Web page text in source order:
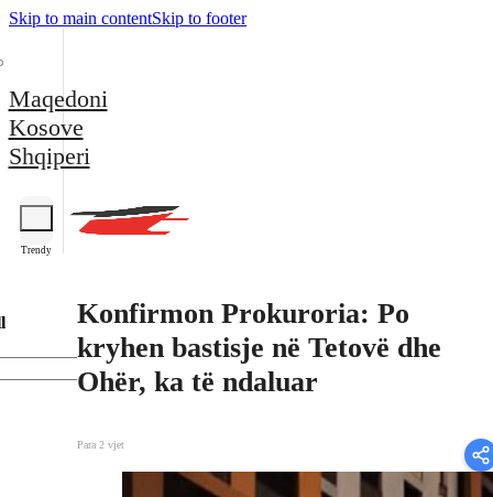
Skip to main contentSkip to footer
Maqedoni
Kosove
Shqiperi
Trendy
Konfirmon Prokuroria: Po
kryhen bastisje në Tetovë dhe
Ohër, ka të ndaluar
Para 2 vjet